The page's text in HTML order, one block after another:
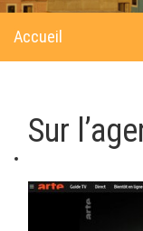
Accueil
Sur